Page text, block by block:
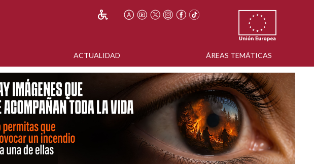
ACTUALIDAD ÁREAS TEMÁTICAS